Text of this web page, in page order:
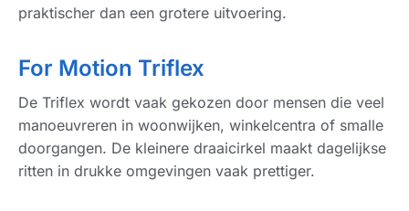
praktischer dan een grotere uitvoering.
For Motion Triflex
De Triflex wordt vaak gekozen door mensen die veel
manoeuvreren in woonwijken, winkelcentra of smalle
doorgangen. De kleinere draaicirkel maakt dagelijkse
ritten in drukke omgevingen vaak prettiger.